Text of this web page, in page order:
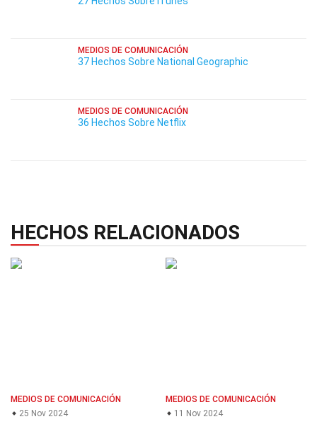
MEDIOS DE COMUNICACIÓN
37 Hechos Sobre National Geographic
MEDIOS DE COMUNICACIÓN
36 Hechos Sobre Netflix
HECHOS RELACIONADOS
MEDIOS DE COMUNICACIÓN
25 Nov 2024
MEDIOS DE COMUNICACIÓN
11 Nov 2024